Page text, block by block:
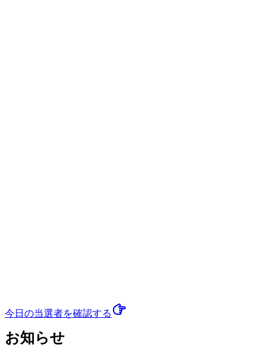
今日の当選者を確認する
お知らせ